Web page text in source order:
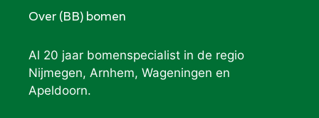
Over (BB) bomen
Al 20 jaar bomenspecialist in de regio
Nijmegen, Arnhem, Wageningen en
Apeldoorn.